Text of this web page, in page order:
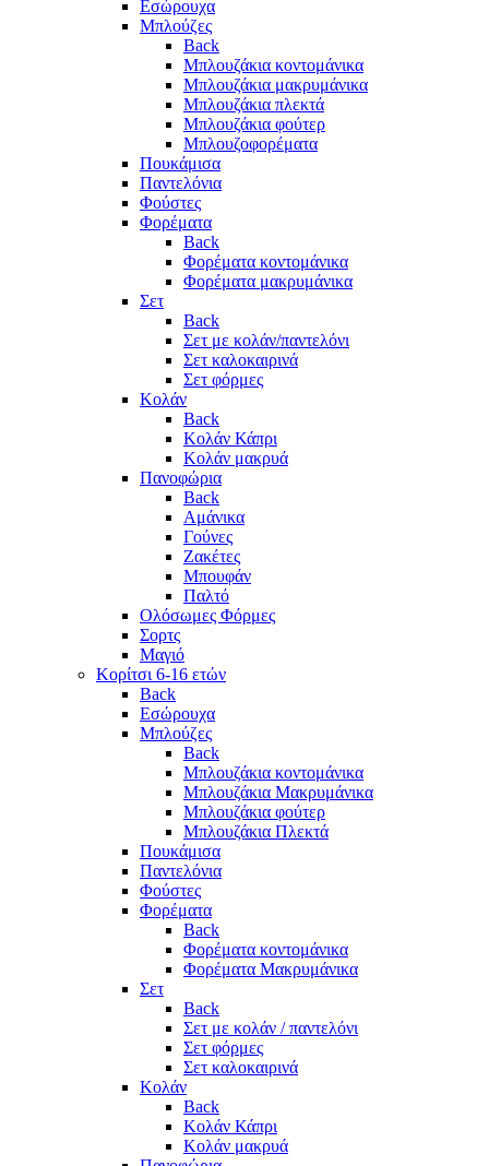
Εσώρουχα
Μπλούζες
Back
Μπλουζάκια κοντομάνικα
Μπλουζάκια μακρυμάνικα
Μπλουζάκια πλεκτά
Μπλουζάκια φούτερ
Μπλουζοφορέματα
Πουκάμισα
Παντελόνια
Φούστες
Φορέματα
Back
Φορέματα κοντομάνικα
Φορέματα μακρυμάνικα
Σετ
Back
Σετ με κολάν/παντελόνι
Σετ καλοκαιρινά
Σετ φόρμες
Κολάν
Back
Κολάν Κάπρι
Κολάν μακρυά
Πανοφώρια
Back
Αμάνικα
Γούνες
Ζακέτες
Μπουφάν
Παλτό
Ολόσωμες Φόρμες
Σορτς
Μαγιό
Κορίτσι 6-16 ετών
Back
Εσώρουχα
Μπλούζες
Back
Μπλουζάκια κοντομάνικα
Μπλουζάκια Μακρυμάνικα
Μπλουζάκια φούτερ
Μπλουζάκια Πλεκτά
Πουκάμισα
Παντελόνια
Φούστες
Φορέματα
Back
Φορέματα κοντομάνικα
Φορέματα Μακρυμάνικα
Σετ
Back
Σετ με κολάν / παντελόνι
Σετ φόρμες
Σετ καλοκαιρινά
Κολάν
Back
Κολάν Κάπρι
Κολάν μακρυά